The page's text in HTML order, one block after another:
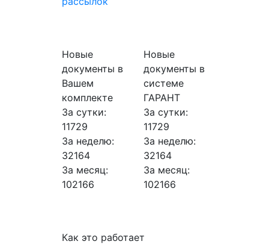
Новые
документы в
Вашем
комплекте
За сутки:
11729
За неделю:
32164
За месяц:
102166
Новые
документы в
системе
ГАРАНТ
За сутки:
11729
За неделю:
32164
За месяц:
102166
Как это работает